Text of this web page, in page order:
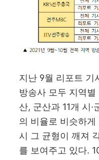
지난 9월 리포트 기
방송사 모두 지역별
산, 군산과 11개 시·
의 비율로 비슷하게
시 그 균형이 깨져
를 보여주고 있다.